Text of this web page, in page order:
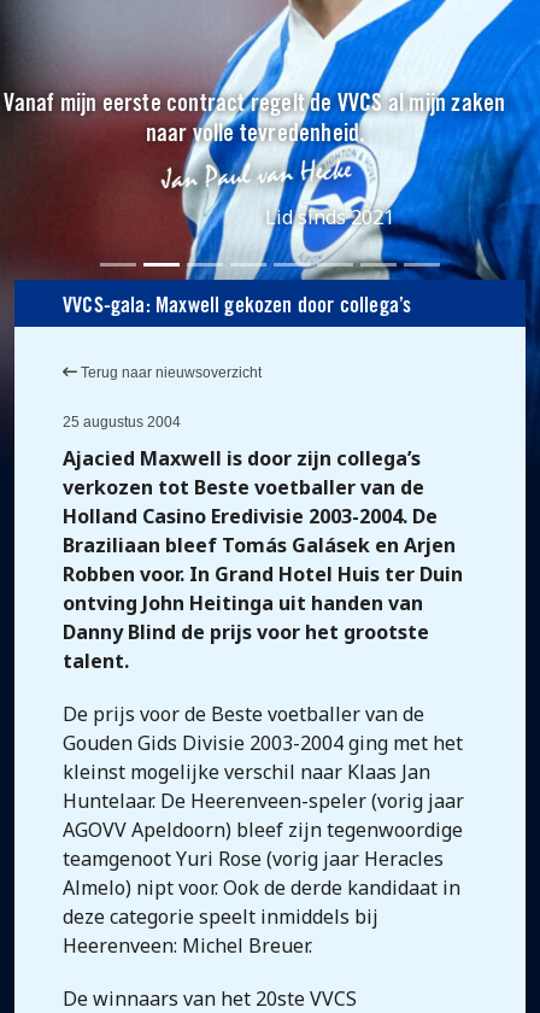
Vanaf mijn eerste contract regelt de VVCS al mijn zaken
naar volle tevredenheid.
Lid sinds 2021
VVCS-gala: Maxwell gekozen door collega’s
Terug naar nieuwsoverzicht
25 augustus 2004
Ajacied Maxwell is door zijn collega’s
verkozen tot Beste voetballer van de
Holland Casino Eredivisie 2003-2004. De
Braziliaan bleef Tomás Galásek en Arjen
Robben voor. In Grand Hotel Huis ter Duin
ontving John Heitinga uit handen van
Danny Blind de prijs voor het grootste
talent.
De prijs voor de Beste voetballer van de
Gouden Gids Divisie 2003-2004 ging met het
kleinst mogelijke verschil naar Klaas Jan
Huntelaar. De Heerenveen-speler (vorig jaar
AGOVV Apeldoorn) bleef zijn tegenwoordige
teamgenoot Yuri Rose (vorig jaar Heracles
Almelo) nipt voor. Ook de derde kandidaat in
deze categorie speelt inmiddels bij
Heerenveen: Michel Breuer.
De winnaars van het 20ste VVCS